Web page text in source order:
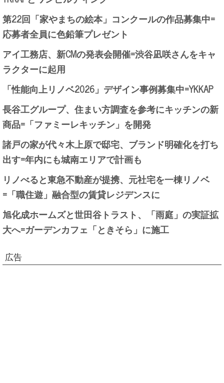
第22回「家やまちの絵本」コンクールの作品募集中=
応募者全員に色鉛筆プレゼント
アイ工務店、新CMの発表会開催=渋谷凪咲さんをキャ
ラクターに起用
「性能向上リノベ2026」デザイン事例募集中=YKKAP
長谷工グループ、住まい方調査を参考にキッチンの新
商品=「ファミーレキッチン」を開発
諸戸の家が代々木上原で邸宅、ブランド明確化を打ち
出す=年内にも城南エリアで計画も
リノべると東急不動産が提携、元社宅を一棟リノベ
=「職住遊」融合型の賃貸レジデンスに
旭化成ホームズと世田谷トラスト、「雨庭」の実証拡
大へ=ガーデンカフェ「ときそら」に施工
広告